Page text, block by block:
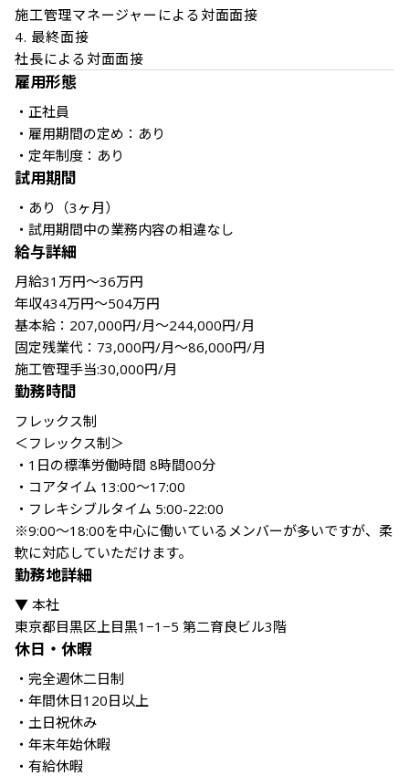
施工管理マネージャーによる対面面接
4. 最終面接
社長による対面面接
雇用形態
・正社員
・雇用期間の定め：あり
・定年制度：あり
試用期間
・あり（3ヶ月）
・試用期間中の業務内容の相違なし
給与詳細
月給31万円〜36万円
年収434万円〜504万円
基本給：207,000円/月～244,000円/月
固定残業代：73,000円/月～86,000円/月
施工管理手当:30,000円/月
勤務時間
フレックス制
＜フレックス制＞
・1⽇の標準労働時間 8時間00分
・コアタイム 13:00〜17:00
・フレキシブルタイム 5:00-22:00
※9:00〜18:00を中心に働いているメンバーが多いですが、柔
軟に対応していただけます。
勤務地詳細
▼ 本社
休日・休暇
・完全週休二日制
・年間休日120日以上
・土日祝休み
・年末年始休暇
・有給休暇